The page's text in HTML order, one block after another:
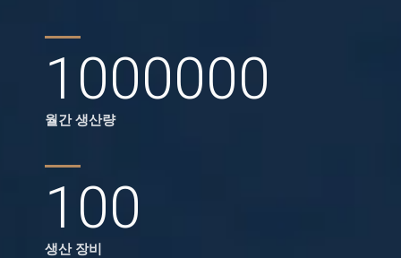
1000000
월간 생산량
100
생산 장비